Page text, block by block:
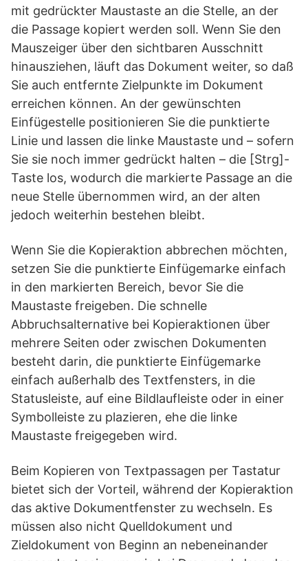
mit gedrückter Maustaste an die Stelle, an der
die Passage kopiert werden soll. Wenn Sie den
Mauszeiger über den sichtbaren Ausschnitt
hinausziehen, läuft das Dokument weiter, so daß
Sie auch entfernte Zielpunkte im Dokument
erreichen können. An der gewünschten
Einfügestelle positionieren Sie die punktierte
Linie und lassen die linke Maustaste und – sofern
Sie sie noch immer gedrückt halten – die [Strg]-
Taste los, wodurch die markierte Passage an die
neue Stelle übernommen wird, an der alten
jedoch weiterhin bestehen bleibt.
Wenn Sie die Kopieraktion abbrechen möchten,
setzen Sie die punktierte Einfügemarke einfach
in den markierten Bereich, bevor Sie die
Maustaste freigeben. Die schnelle
Abbruchsalternative bei Kopieraktionen über
mehrere Seiten oder zwischen Dokumenten
besteht darin, die punktierte Einfügemarke
einfach außerhalb des Textfensters, in die
Statusleiste, auf eine Bildlaufleiste oder in einer
Symbolleiste zu plazieren, ehe die linke
Maustaste freigegeben wird.
Beim Kopieren von Textpassagen per Tastatur
bietet sich der Vorteil, während der Kopieraktion
das aktive Dokumentfenster zu wechseln. Es
müssen also nicht Quelldokument und
Zieldokument von Beginn an nebeneinander